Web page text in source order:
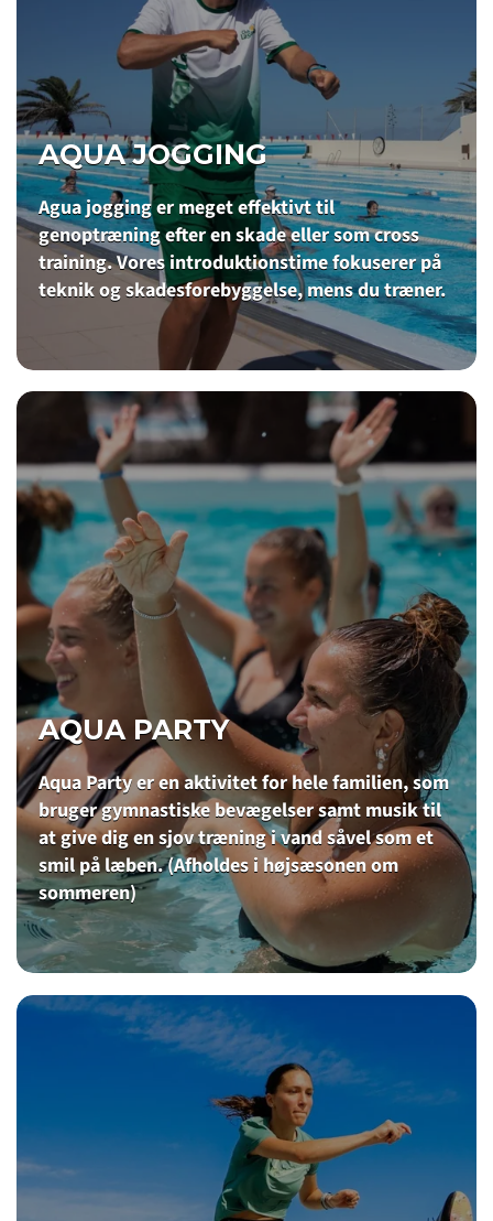
AQUA JOGGING
Agua jogging er meget effektivt til
genoptræning efter en skade eller som cross
training. Vores introduktionstime fokuserer på
teknik og skadesforebyggelse, mens du træner.
AQUA PARTY
Aqua Party er en aktivitet for hele familien, som
bruger gymnastiske bevægelser samt musik til
at give dig en sjov træning i vand såvel som et
smil på læben. (Afholdes i højsæsonen om
sommeren)